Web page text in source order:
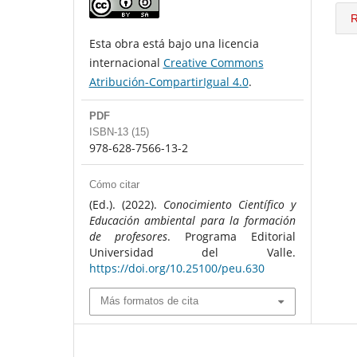
Esta obra está bajo una licencia
internacional Creative Commons
Atribución-CompartirIgual 4.0.
PDF
ISBN-13 (15)
978-628-7566-13-2
Cómo citar
(Ed.). (2022). Conocimiento Científico y
Educación ambiental para la formación
de profesores. Programa Editorial
Universidad del Valle.
https://doi.org/10.25100/peu.630
Más formatos de cita